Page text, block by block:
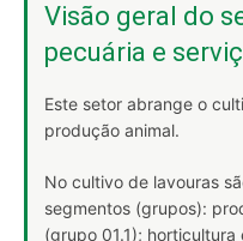
Visão geral do
pecuária e
Este setor abrange o
produção animal.
No cultivo de lavouras
segmentos (grupos):
(grupo 01.1);